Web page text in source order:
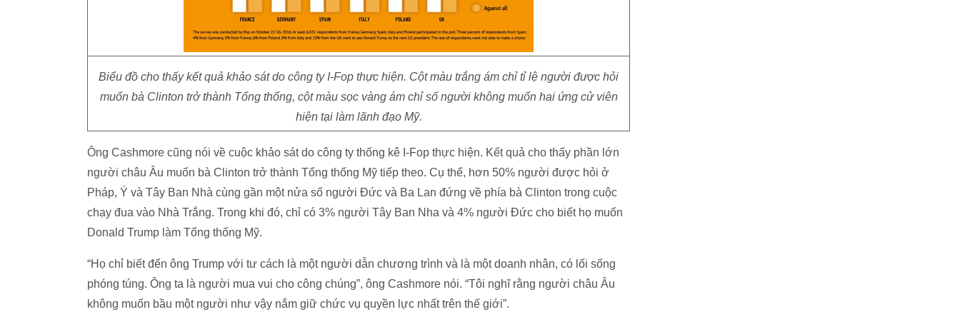
Biểu đồ cho thấy kết quả khảo sát do công ty I-Fop thực hiện. Cột màu trắng ám chỉ tỉ lệ người được hỏi
muốn bà Clinton trở thành Tổng thống, cột màu sọc vàng ám chỉ số người không muốn hai ứng cử viên
hiện tại làm lãnh đạo Mỹ.
Ông Cashmore cũng nói về cuộc khảo sát do công ty thống kê I-Fop thực hiện. Kết quả cho thấy phần lớn
người châu Âu muốn bà Clinton trở thành Tổng thống Mỹ tiếp theo. Cụ thể, hơn 50% người được hỏi ở
Pháp, Ý và Tây Ban Nhà cùng gần một nửa số người Đức và Ba Lan đứng về phía bà Clinton trong cuộc
chạy đua vào Nhà Trắng. Trong khi đó, chỉ có 3% người Tây Ban Nha và 4% người Đức cho biết họ muốn
Donald Trump làm Tổng thống Mỹ.
“Họ chỉ biết đến ông Trump với tư cách là một người dẫn chương trình và là một doanh nhân, có lối sống
phóng túng. Ông ta là người mua vui cho công chúng”, ông Cashmore nói. “Tôi nghĩ rằng người châu Âu
không muốn bầu một người như vậy nắm giữ chức vụ quyền lực nhất trên thế giới”.